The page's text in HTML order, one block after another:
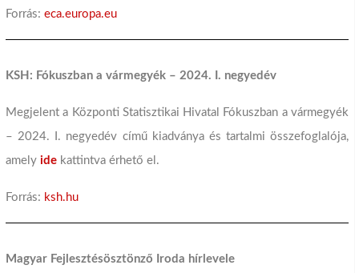
Forrás: eca.europa.eu
KSH: Fókuszban a vármegyék – 2024. I. negyedév
Megjelent a Központi Statisztikai Hivatal Fókuszban a vármegyék
– 2024. I. negyedév című kiadványa és tartalmi összefoglalója,
amely ide kattintva érhető el.
Forrás: ksh.hu
Magyar Fejlesztésösztönző Iroda hírlevele